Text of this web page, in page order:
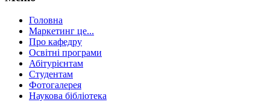
Головна
Маркетинг це...
Про кафедру
Освітні програми
Абітурієнтам
Студентам
Фотогалерея
Наукова бібліотека